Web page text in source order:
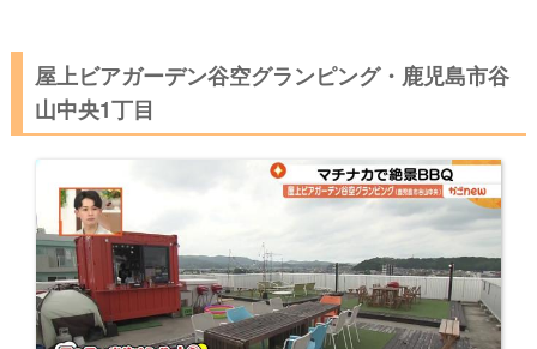
屋上ビアガーデン谷空グランピング・鹿児島市谷
山中央1丁目